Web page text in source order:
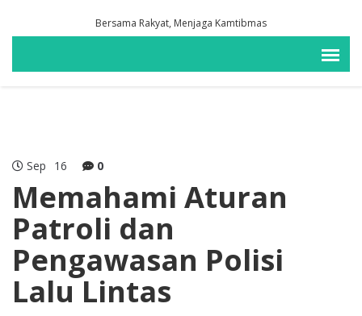
Bersama Rakyat, Menjaga Kamtibmas
Sep 16 0
Memahami Aturan
Patroli dan
Pengawasan Polisi
Lalu Lintas